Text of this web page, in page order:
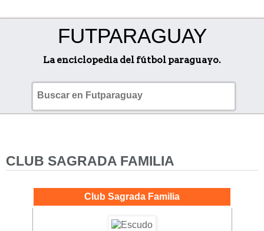
FUTPARAGUAY
La enciclopedia del fútbol paraguayo.
CLUB SAGRADA FAMILIA
Club Sagrada Familia